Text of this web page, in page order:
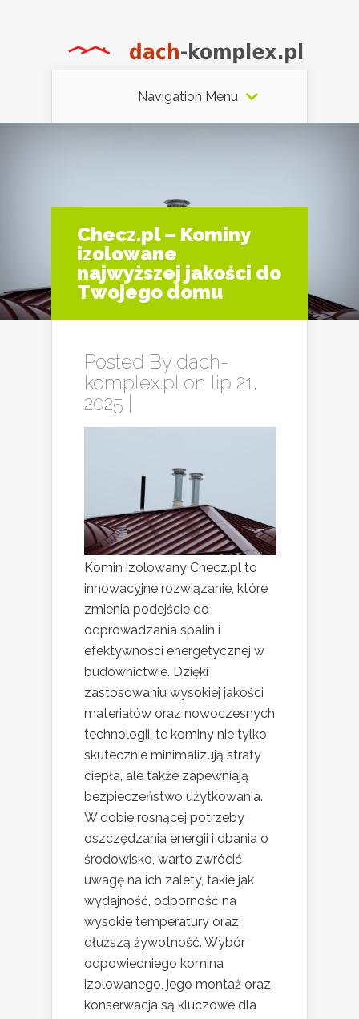
Navigation Menu
Checz.pl – Kominy
izolowane
najwyższej jakości do
Twojego domu
Posted By dach-
komplex.plon lip 21,
2025 |
Komin izolowany Checz.pl to
innowacyjne rozwiązanie, które
zmienia podejście do
odprowadzania spalin i
efektywności energetycznej w
budownictwie. Dzięki
zastosowaniu wysokiej jakości
materiałów oraz nowoczesnych
technologii, te kominy nie tylko
skutecznie minimalizują straty
ciepła, ale także zapewniają
bezpieczeństwo użytkowania.
W dobie rosnącej potrzeby
oszczędzania energii i dbania o
środowisko, warto zwrócić
uwagę na ich zalety, takie jak
wydajność, odporność na
wysokie temperatury oraz
dłuższą żywotność. Wybór
odpowiedniego komina
izolowanego, jego montaż oraz
konserwacja są kluczowe dla